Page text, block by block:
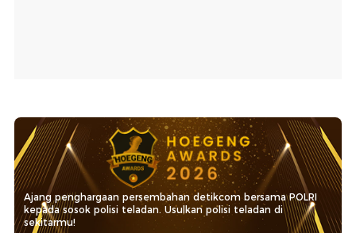
Ajang penghargaan persembahan detikcom bersama POLRI
kepada sosok polisi teladan. Usulkan polisi teladan di
sekitarmu!